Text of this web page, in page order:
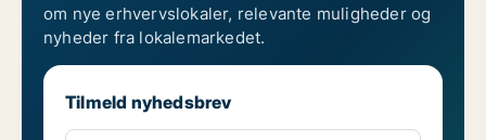
om nye erhvervslokaler, relevante muligheder og
nyheder fra lokalemarkedet.
Tilmeld nyhedsbrev